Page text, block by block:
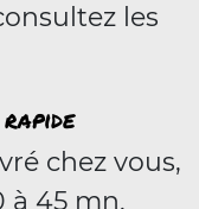
les
chez vous,
à 45 mn.